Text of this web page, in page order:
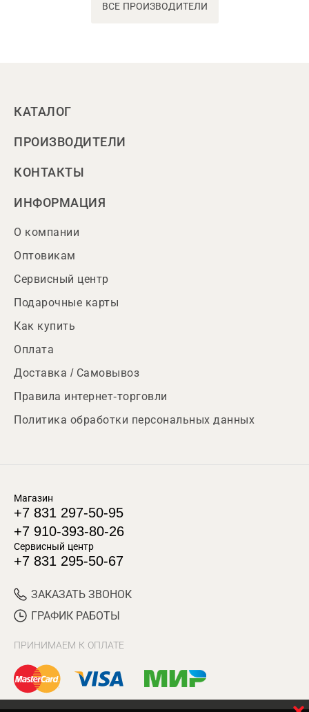
ВСЕ ПРОИЗВОДИТЕЛИ
КАТАЛОГ
ПРОИЗВОДИТЕЛИ
КОНТАКТЫ
ИНФОРМАЦИЯ
О компании
Оптовикам
Сервисный центр
Подарочные карты
Как купить
Оплата
Доставка / Самовывоз
Правила интернет-торговли
Политика обработки персональных данных
Магазин
+7 831 297-50-95
+7 910-393-80-26
Сервисный центр
+7 831 295-50-67
ЗАКАЗАТЬ ЗВОНОК
ГРАФИК РАБОТЫ
ПРИНИМАЕМ К ОПЛАТЕ